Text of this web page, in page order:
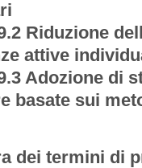
Riduzione
attive
Adozione di
basate sui
dei termini di